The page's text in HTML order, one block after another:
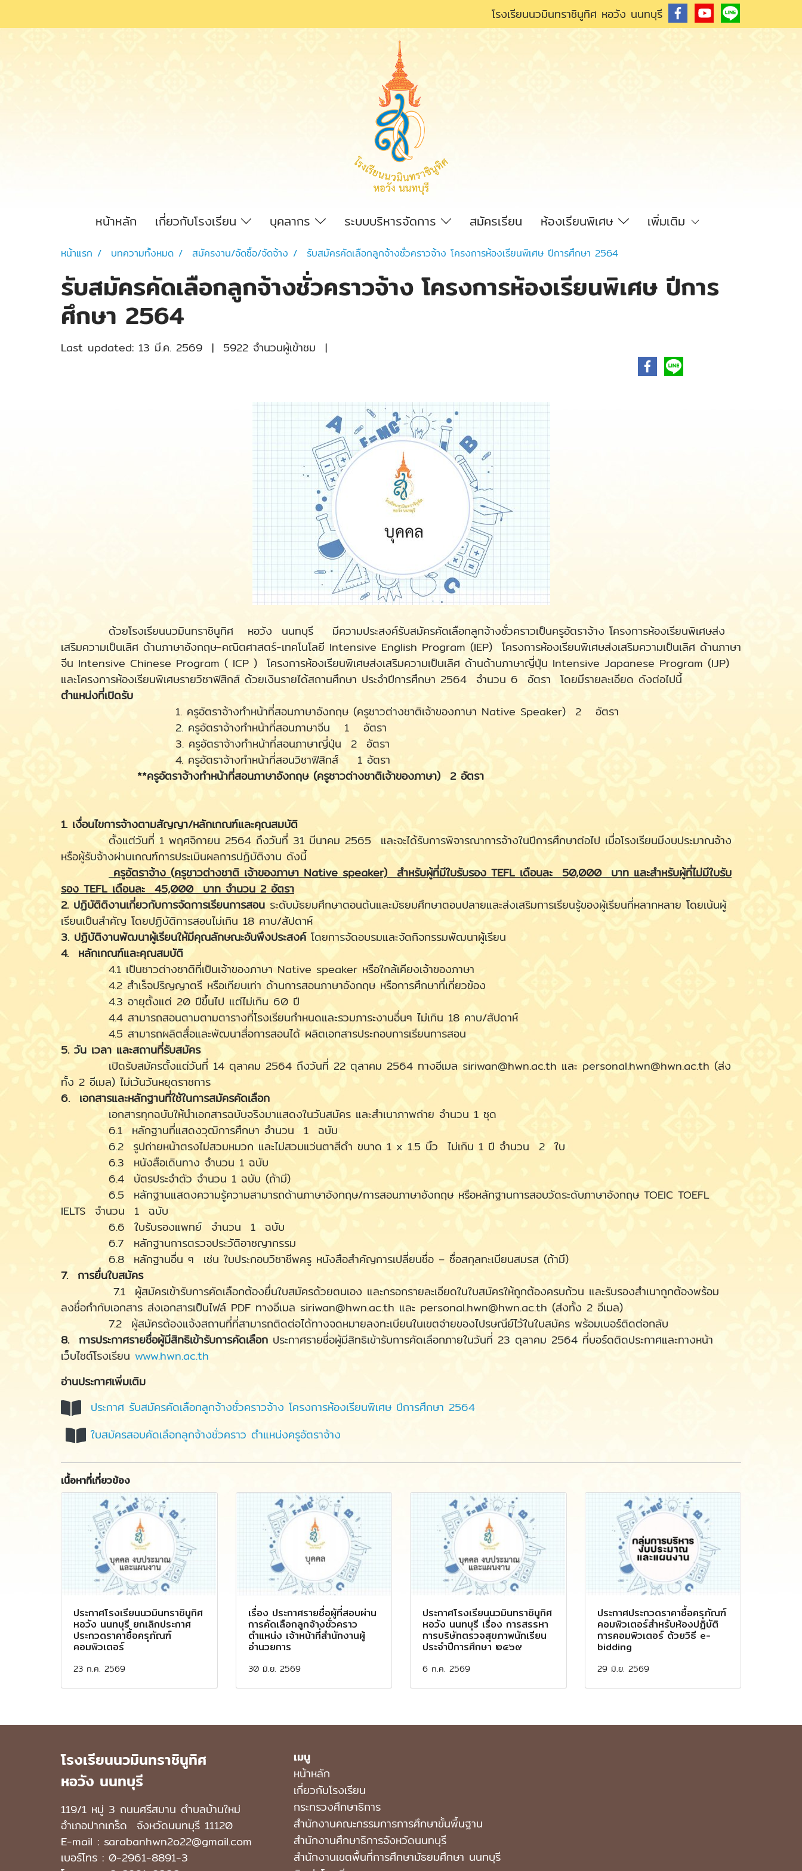
โรงเรียนนวมินทราชินูทิศ หอวัง นนทบุรี
หน้าหลัก เกี่ยวกับโรงเรียน บุคลากร ระบบบริหารจัดการ สมัครเรียน ห้องเรียนพิเศษ เพิ่มเติม
หน้าแรก บทความทั้งหมด สมัครงาน/จัดซื้อ/จัดจ้าง รับสมัครคัดเลือกลูกจ้างชั่วคราวจ้าง โครงการห้องเรียนพิเศษ ปีการศึกษา 2564
รับสมัครคัดเลือกลูกจ้างชั่วคราวจ้าง โครงการห้องเรียนพิเศษ ปีการ
ศึกษา 2564
Last updated: 13 มี.ค. 2569 | 5922 จำนวนผู้เข้าชม |
ด้วยโรงเรียนนวมินทราชินูทิศ หอวัง นนทบุรี มีความประสงค์รับสมัครคัดเลือกลูกจ้างชั่วคราวเป็นครูอัตราจ้าง โครงการห้องเรียนพิเศษส่ง
เสริมความเป็นเลิศ ด้านภาษาอังกฤษ-คณิตศาสตร์-เทคโนโลยี Intensive English Program (IEP) โครงการห้องเรียนพิเศษส่งเสริมความเป็นเลิศ ด้านภาษา
จีน Intensive Chinese Program ( ICP ) โครงการห้องเรียนพิเศษส่งเสริมความเป็นเลิศ ด้านด้านภาษาญี่ปุ่น Intensive Japanese Program (IJP)
และโครงการห้องเรียนพิเศษรายวิชาฟิสิกส์ ด้วยเงินรายได้สถานศึกษา ประจำปีการศึกษา 2564 จำนวน 6 อัตรา โดยมีรายละเอียด ดังต่อไปนี้
ตำแหน่งที่เปิดรับ
1. ครูอัตราจ้างทำหน้าที่สอนภาษาอังกฤษ (ครูชาวต่างชาติเจ้าของภาษา Native Speaker) 2 อัตรา
2. ครูอัตราจ้างทำหน้าที่สอนภาษาจีน 1 อัตรา
3. ครูอัตราจ้างทำหน้าที่สอนภาษาญี่ปุ่น 2 อัตรา
4. ครูอัตราจ้างทำหน้าที่สอนวิชาฟิสิกส์ 1 อัตรา
**ครูอัตราจ้างทำหน้าที่สอนภาษาอังกฤษ (ครูชาวต่างชาติเจ้าของภาษา) 2 อัตรา
1. เงื่อนไขการจ้างตามสัญญา/หลักเกณฑ์และคุณสมบัติ
ตั้งแต่วันที่ 1 พฤศจิกายน 2564 ถึงวันที่ 31 มีนาคม 2565 และจะได้รับการพิจารณาการจ้างในปีการศึกษาต่อไป เมื่อโรงเรียนมีงบประมาณจ้าง
หรือผู้รับจ้างผ่านเกณฑ์การประเมินผลการปฏิบัติงาน ดังนี้
ครูอัตราจ้าง (ครูชาวต่างชาติ เจ้าของภาษา Native speaker) สำหรับผู้ที่มีใบรับรอง TEFL เดือนละ 50,000 บาท และสำหรับผู้ที่ไม่มีใบรับ
รอง TEFL เดือนละ 45,000 บาท จำนวน 2 อัตรา
2. ปฏิบัติติงานเกี่ยวกับการจัดการเรียนการสอน ระดับมัธยมศึกษาตอนต้นและมัธยมศึกษาตอนปลายและส่งเสริมการเรียนรู้ของผู้เรียนที่หลากหลาย โดยเน้นผู้
เรียนเป็นสำคัญ โดยปฏิบัติการสอนไม่เกิน 18 คาบ/สัปดาห์
3. ปฏิบัติงานพัฒนาผู้เรียนให้มีคุณลักษณะอันพึงประสงค์โดยการจัดอบรมและจัดกิจกรรมพัฒนาผู้เรียน
4. หลักเกณฑ์และคุณสมบัติ
4.1 เป็นชาวต่างชาติที่เป็นเจ้าของภาษา Native speaker หรือใกล้เคียงเจ้าของภาษา
4.2 สำเร็จปริญญาตรี หรือเทียบเท่า ด้านการสอนภาษาอังกฤษ หรือการศึกษาที่เกี่ยวข้อง
4.3 อายุตั้งแต่ 20 ปีขึ้นไป แต่ไม่เกิน 60 ปี
4.4 สามารถสอนตามตามตารางที่โรงเรียนกำหนดและรวมภาระงานอื่นๆ ไม่เกิน 18 คาบ/สัปดาห์
4.5 สามารถผลิตสื่อและพัฒนาสื่อการสอนได้ ผลิตเอกสารประกอบการเรียนการสอน
5. วัน เวลา และสถานที่รับสมัคร
เปิดรับสมัครตั้งแต่วันที่ 14 ตุลาคม 2564 ถึงวันที่ 22 ตุลาคม 2564 ทางอีเมล siriwan@hwn.ac.th และ personal.hwn@hwn.ac.th (ส่ง
ทั้ง 2 อีเมล) ไม่เว้นวันหยุดราชการ
6. เอกสารและหลักฐานที่ใช้ในการสมัครคัดเลือก
เอกสารทุกฉบับให้นำเอกสารฉบับจริงมาแสดงในวันสมัคร และสำเนาภาพถ่าย จำนวน 1 ชุด
6.1 หลักฐานที่แสดงวุฒิการศึกษา จำนวน 1 ฉบับ
6.2 รูปถ่ายหน้าตรงไม่สวมหมวก และไม่สวมแว่นตาสีดำ ขนาด 1 x 1.5 นิ้ว ไม่เกิน 1 ปี จำนวน 2 ใบ
6.3 หนังสือเดินทาง จำนวน 1 ฉบับ
6.4 บัตรประจำตัว จำนวน 1 ฉบับ (ถ้ามี)
6.5 หลักฐานแสดงความรู้ความสามารถด้านภาษาอังกฤษ/การสอนภาษาอังกฤษ หรือหลักฐานการสอบวัดระดับภาษาอังกฤษ TOEIC TOEFL
IELTS จำนวน 1 ฉบับ
6.6 ใบรับรองแพทย์ จำนวน 1 ฉบับ
6.7 หลักฐานการตรวจประวัติอาชญากรรม
6.8 หลักฐานอื่น ๆ เช่น ใบประกอบวิชาชีพครู หนังสือสำคัญการเปลี่ยนชื่อ – ชื่อสกุลทะเบียนสมรส (ถ้ามี)
7. การยื่นใบสมัคร
7.1 ผู้สมัครเข้ารับการคัดเลือกต้องยื่นใบสมัครด้วยตนเอง และกรอกรายละเอียดในใบสมัครให้ถูกต้องครบถ้วน และรับรองสำเนาถูกต้องพร้อม
ลงชื่อกำกับเอกสาร ส่งเอกสารเป็นไฟล์ PDF ทางอีเมล siriwan@hwn.ac.th และ personal.hwn@hwn.ac.th (ส่งทั้ง 2 อีเมล)
7.2 ผู้สมัครต้องแจ้งสถานที่ที่สามารถติดต่อได้ทางจดหมายลงทะเบียนในเขตจ่ายของไปรษณีย์ไว้ในใบสมัคร พร้อมเบอร์ติดต่อกลับ
8. การประกาศรายชื่อผู้มีสิทธิเข้ารับการคัดเลือก ประกาศรายชื่อผู้มีสิทธิเข้ารับการคัดเลือกภายในวันที่ 23 ตุลาคม 2564 ที่บอร์ดติดประกาศและทางหน้า
เว็บไซต์โรงเรียน www.hwn.ac.th
อ่านประกาศเพิ่มเติม
ประกาศ รับสมัครคัดเลือกลูกจ้างชั่วคราวจ้าง โครงการห้องเรียนพิเศษ ปีการศึกษา 2564
ใบสมัครสอบคัดเลือกลูกจ้างชั่วคราว ตำแหน่งครูอัตราจ้าง
เนื้อหาที่เกี่ยวข้อง
ประกาศโรงเรียนนวมินทราชินูทิศ
หอวัง นนทบุรี ยกเลิกประกาศ
ประกวดราคาซื้อครุภัณฑ์
คอมพิวเตอร์
23 ก.ค. 2569
เรื่อง ประกาศรายชื่อผู้ที่สอบผ่าน
การคัดเลือกลูกจ้างชั่วคราว
ตำแหน่ง เจ้าหน้าที่สำนักงานผู้
อำนวยการ
30 มิ.ย. 2569
ประกาศโรงเรียนนวมินทราชินูทิศ
หอวัง นนทบุรี เรื่อง การสรรหา
การบริษัทตรวจสุขภาพนักเรียน
ประจำปีการศึกษา ๒๕๖๙
6 ก.ค. 2569
ประกาศประกวดราคาซื้อครุภัณฑ์
คอมพิวเตอร์สำหรับห้องปฏิบัติ
การคอมพิวเตอร์ ด้วยวิธี e-
bidding
29 มิ.ย. 2569
โรงเรียนนวมินทราชินูทิศ
หอวัง นนทบุรี
119/1 หมู่ 3 ถนนศรีสมาน ตำบลบ้านใหม่
อำเภอปากเกร็ด จังหวัดนนทบุรี 11120
E-mail : sarabanhwn2o22@gmail.com
เบอร์โทร : 0-2961-8891-3
เมนู
หน้าหลัก
เกี่ยวกับโรงเรียน
กระทรวงศึกษาธิการ
สำนักงานคณะกรรมการการศึกษาขั้นพื้นฐาน
สำนักงานศึกษาธิการจังหวัดนนทบุรี
สํานักงานเขตพื้นที่การศึกษามัธยมศึกษา นนทบุรี